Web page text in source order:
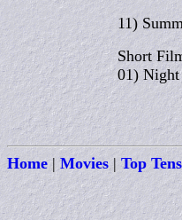
11)
Short
01) Night
Home|Movies| Top Tens